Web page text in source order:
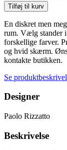
Tilføj til kurv
En diskret men
rum. Vælg stander i
forskellige farver.
og hvid skærm.
kontakte butikken.
Se
Designer
Paolo Rizzatto
Beskrivelse